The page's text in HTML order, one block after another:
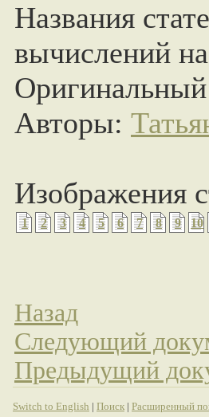
Названия
вычислений
Авторы:
Изображения
1 2 3 4 5 6 7 8 9 10
Назад
Следующий
Предыдущий
Switch to English | Поиск | Расширенный